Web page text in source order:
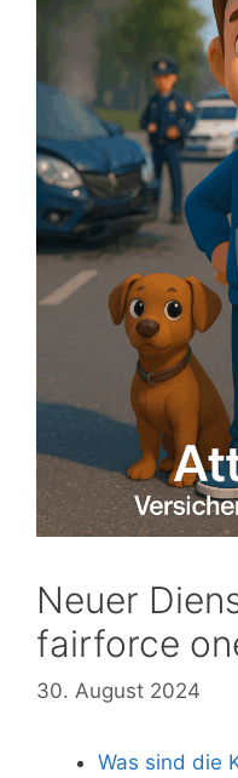
Neuer
fairforce
30. August 2024
Was sind die